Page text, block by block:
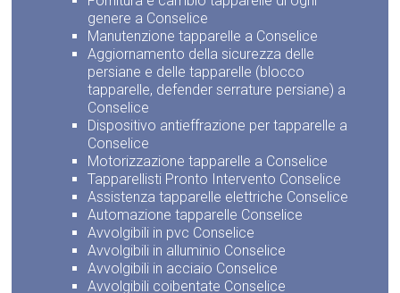
genere a Conselice
Manutenzione tapparelle a Conselice
Aggiornamento della sicurezza delle
persiane e delle tapparelle (blocco
tapparelle, defender serrature persiane) a
Conselice
Dispositivo antieffrazione per tapparelle a
Conselice
Motorizzazione tapparelle a Conselice
Tapparellisti Pronto Intervento Conselice
Assistenza tapparelle elettriche Conselice
Automazione tapparelle Conselice
Avvolgibili in pvc Conselice
Avvolgibili in alluminio Conselice
Avvolgibili in acciaio Conselice
Avvolgibili coibentate Conselice